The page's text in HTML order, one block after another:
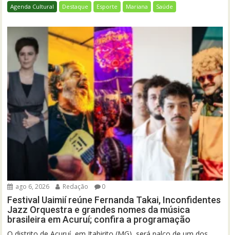
Agenda Cultural Destaque Esporte Mariana Saúde
ago 6, 2026 Redação 0
Festival Uaimií reúne Fernanda Takai, Inconfidentes
Jazz Orquestra e grandes nomes da música
brasileira em Acuruí; confira a programação